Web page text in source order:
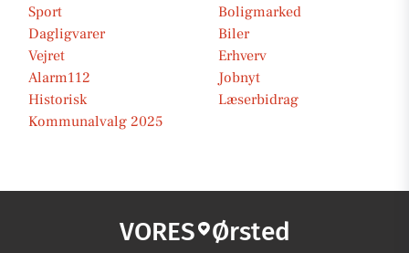
Sport
Boligmarked
Dagligvarer
Biler
Vejret
Erhverv
Alarm112
Jobnyt
Historisk
Læserbidrag
Kommunalvalg 2025
VORES Ørsted